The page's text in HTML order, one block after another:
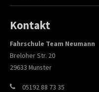
Kontakt
Fahrschule Team Neumann
Breloher Str. 20
29633 Munster
05192 88 73 35